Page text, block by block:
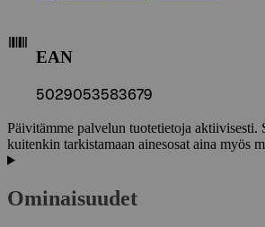
EAN
5029053583679
Päivitämme palvelun tuotetietoja aktiivisesti.
kuitenkin tarkistamaan ainesosat aina myös
Ominaisuudet